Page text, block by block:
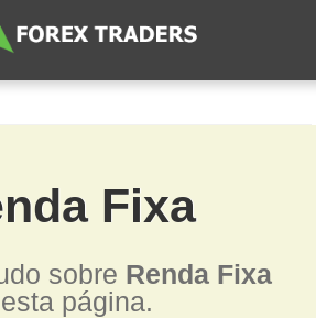
Fixa
sobre Renda Fixa
página.